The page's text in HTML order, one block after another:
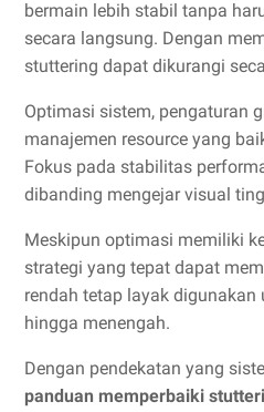
bermain lebih stabil tanpa
secara langsung. Dengan
stuttering dapat dikurangi
Optimasi sistem, pengaturan
manajemen resource yang
Fokus pada stabilitas
dibanding mengejar visual
Meskipun optimasi memiliki
strategi yang tepat dapat
rendah tetap layak
hingga menengah.
Dengan pendekatan yang
panduan memperbaiki